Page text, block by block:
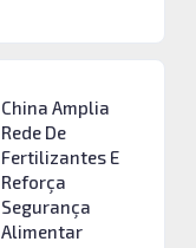
China Amplia
Rede De
Fertilizantes E
Reforça
Segurança
Alimentar